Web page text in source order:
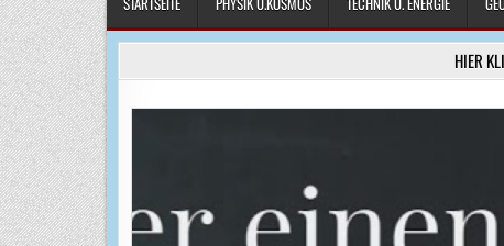
HIER